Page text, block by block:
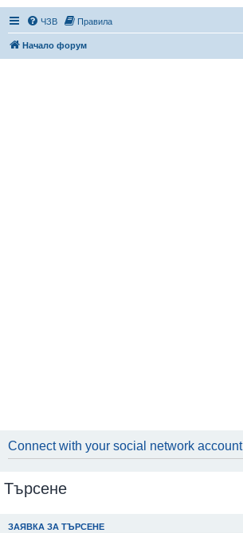
ЧЗВ Правила
Начало форум
Connect with your social network account
Търсене
ЗАЯВКА ЗА ТЪРСЕНЕ